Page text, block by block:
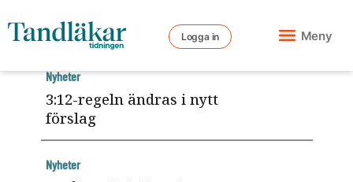
Logga in Meny
3:12-regeln ändras i nytt
förslag
Nyheter
Nyheter